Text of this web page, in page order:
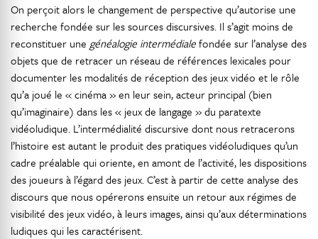
On perçoit alors le changement de perspective qu’autorise une
recherche fondée sur les sources discursives. Il s’agit moins de
reconstituer une généalogie intermédialefondée sur l’analyse des
objets que de retracer un réseau de références lexicales pour
documenter les modalités de réception des jeux vidéo et le rôle
qu’a joué le « cinéma » en leur sein, acteur principal (bien
qu’imaginaire) dans les « jeux de langage » du paratexte
vidéoludique. L’intermédialité discursive dont nous retracerons
l’histoire est autant le produit des pratiques vidéoludiques qu’un
cadre préalable qui oriente, en amont de l’activité, les dispositions
des joueurs à l’égard des jeux. C’est à partir de cette analyse des
discours que nous opérerons ensuite un retour aux régimes de
visibilité des jeux vidéo, à leurs images, ainsi qu’aux déterminations
ludiques qui les caractérisent.